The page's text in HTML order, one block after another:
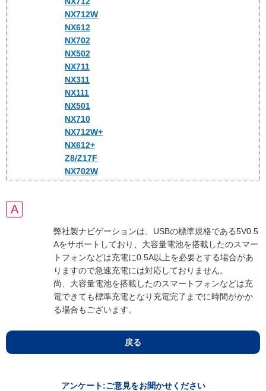
NX712W
NX612
NX702
NX502
NX711
NX311
NX111
NX501
NX710
NX712W+
NX612+
Z8/Z17F
NX702W
弊社製ナビゲーションは、USBの標準規格である5V0.5
Aをサポートしており、大容量電池を搭載したのスマー
トフォンなどは充電に0.5A以上を必要とする場合があ
りますので急速充電には対応しておりません。
尚、大容量電池を搭載したのスマートフォンなどは充
電できても標準充電となり充電完了までに時間がかか
る場合もございます。
戻る
アンケート:ご意見をお聞かせください